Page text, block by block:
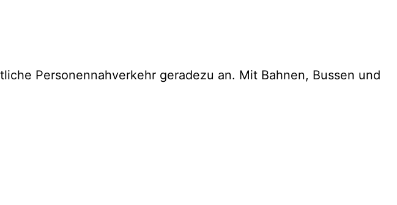
Personennahverkehr geradezu an. Mit Bahnen, Bussen und